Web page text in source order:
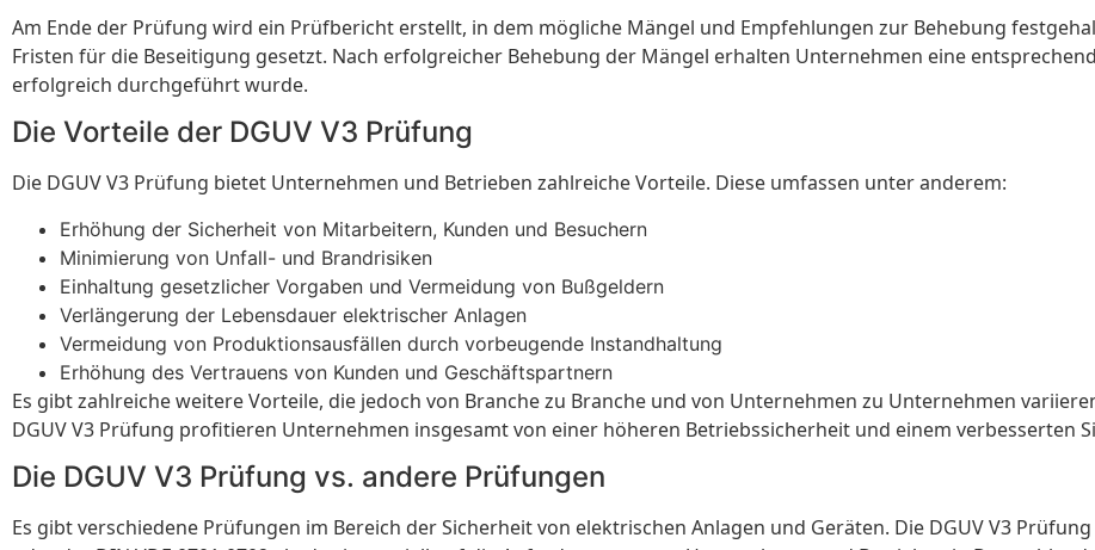
Am Ende der Prüfung wird ein Prüfbericht erstellt, in dem mögliche Mängel und Empfehlungen zur Behebung
Fristen für die Beseitigung gesetzt. Nach erfolgreicher Behebung der Mängel erhalten Unternehmen eine
erfolgreich durchgeführt wurde.
Die Vorteile der DGUV V3 Prüfung
Die DGUV V3 Prüfung bietet Unternehmen und Betrieben zahlreiche Vorteile. Diese umfassen unter anderem:
Erhöhung der Sicherheit von Mitarbeitern, Kunden und Besuchern
Minimierung von Unfall- und Brandrisiken
Einhaltung gesetzlicher Vorgaben und Vermeidung von Bußgeldern
Verlängerung der Lebensdauer elektrischer Anlagen
Vermeidung von Produktionsausfällen durch vorbeugende Instandhaltung
Erhöhung des Vertrauens von Kunden und Geschäftspartnern
Es gibt zahlreiche weitere Vorteile, die jedoch von Branche zu Branche und von Unternehmen zu Unternehmen
DGUV V3 Prüfung profitieren Unternehmen insgesamt von einer höheren Betriebssicherheit und einem verbesserten
Die DGUV V3 Prüfung vs. andere Prüfungen
Es gibt verschiedene Prüfungen im Bereich der Sicherheit von elektrischen Anlagen und Geräten. Die DGUV V3